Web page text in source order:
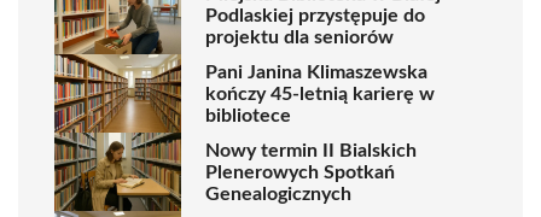
Podlaskiej przystępuje do
projektu dla seniorów
Pani Janina Klimaszewska
kończy 45-letnią karierę w
bibliotece
Nowy termin II Bialskich
Plenerowych Spotkań
Genealogicznych